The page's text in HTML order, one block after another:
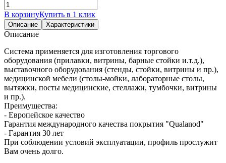
В корзинуКупить в 1 клик
Описание Характеристики
Описание
Система применяется для изготовления торгового
оборудования (прилавки, витрины, барные стойки и.т.д.),
выставочного оборудования (стенды, стойки, витрины и пр.),
медицинской мебели (столы-мойки, лабораторные столы,
вытяжки, посты медицинские, стеллажи, тумбочки, витрины
и пр.).
Преимущества:
- Европейское качество
Гарантия международного качества покрытия "Qualanod"
- Гарантия 30 лет
При соблюдении условий эксплуатации, профиль прослужит
Вам очень долго.